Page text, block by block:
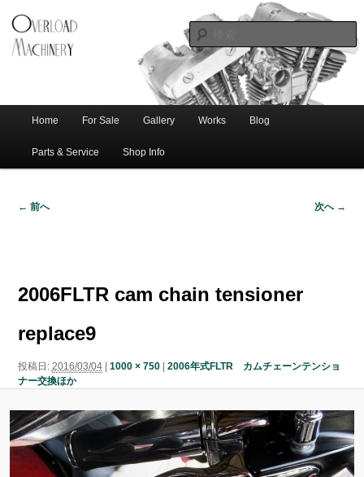
新潟のハー
レー中古車
バーロード
ショベル・アイアンスポーツ・エボビッグツイン＆スポーツスターなどを取
り扱う中古ハーレー専門店。整備・修理・カスタムまで一貫対応します。
ン
メ
イ
ン
ン
テ
ン
ツ
へ
サ
ブ
コ
テ
ン
ツ
へ
移
Home For Sale Gallery Works Blog
Parts & Service Shop Info
ゲ
シ
ョ
ン
← 前へ 次へ →
2006FLTR cam chain tensioner
replace9
投稿日: 2016/03/04| 1000 × 750| 2006年式FLTR カムチェーンテンショ
ナー交換ほか